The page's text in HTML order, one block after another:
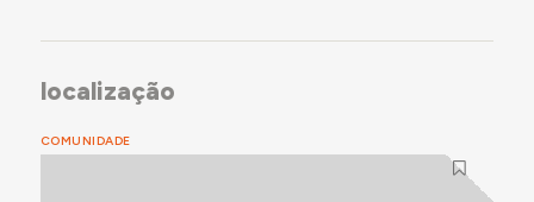
localização
COMUNIDADE